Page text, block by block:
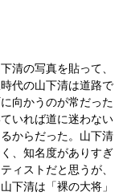
清の写真を貼って、
代の山下清は道路で
向かうのが常だった
いれば道に迷わない
からだった。山下清
、知名度がありすぎ
ィストだと思うが、
下清は「裸の大将」